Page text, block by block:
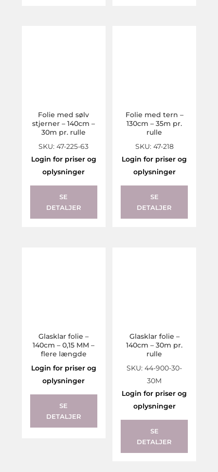
Folie med sølv
stjerner – 140cm –
30m pr. rulle
SKU: 47-225-63
Login for priser og
oplysninger
SE
DETALJER
Folie med tern –
130cm – 35m pr.
rulle
SKU: 47-218
Login for priser og
oplysninger
SE
DETALJER
Glasklar folie –
140cm – 0,15 MM –
flere længde
Login for priser og
oplysninger
SE
DETALJER
Glasklar folie –
140cm – 30m pr.
rulle
SKU: 44-900-30-
30M
Login for priser og
oplysninger
SE
DETALJER